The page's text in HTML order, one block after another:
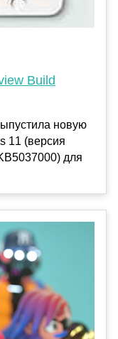
Build
новую
11 (версия
для